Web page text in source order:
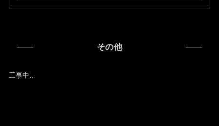
その他
工事中…